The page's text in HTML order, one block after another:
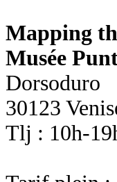
Mapping
Musée
Dorsoduro
30123
Tlj : 10h-